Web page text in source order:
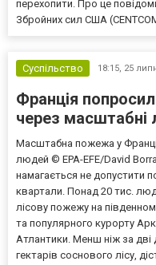
перехопити. Про це
Збройних сил США
Суспільство 18:15, 25
Франція
через масштабні
Масштабна пожежа у
людей © EPA-EFE/David
намагається не допустити
квартали. Понад 20 тис.
лісову пожежу на
та популярного курорту
Атлантики. Менш ніж за дві
гектарів соснового лісу,